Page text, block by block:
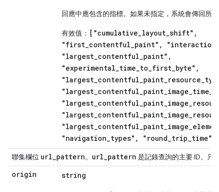
回應中應包含的指標。如果未指定，系統會傳回所
有效值： ["cumulative_layout_shift",
"first_contentful_paint",
"largest_contentful_paint",
"experimental_time_to_first_byte",
"navigation_types", "round_trip_time"]
聯集欄位 url_pattern。 url_pattern 是記錄查詢的主要 ID。只
origin string